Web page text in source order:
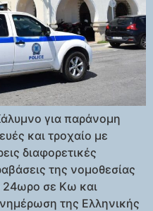
για παράνομη
και τροχαίο με
διαφορετικές
της νομοθεσίας
24ωρο σε Κω και
της Ελληνικής